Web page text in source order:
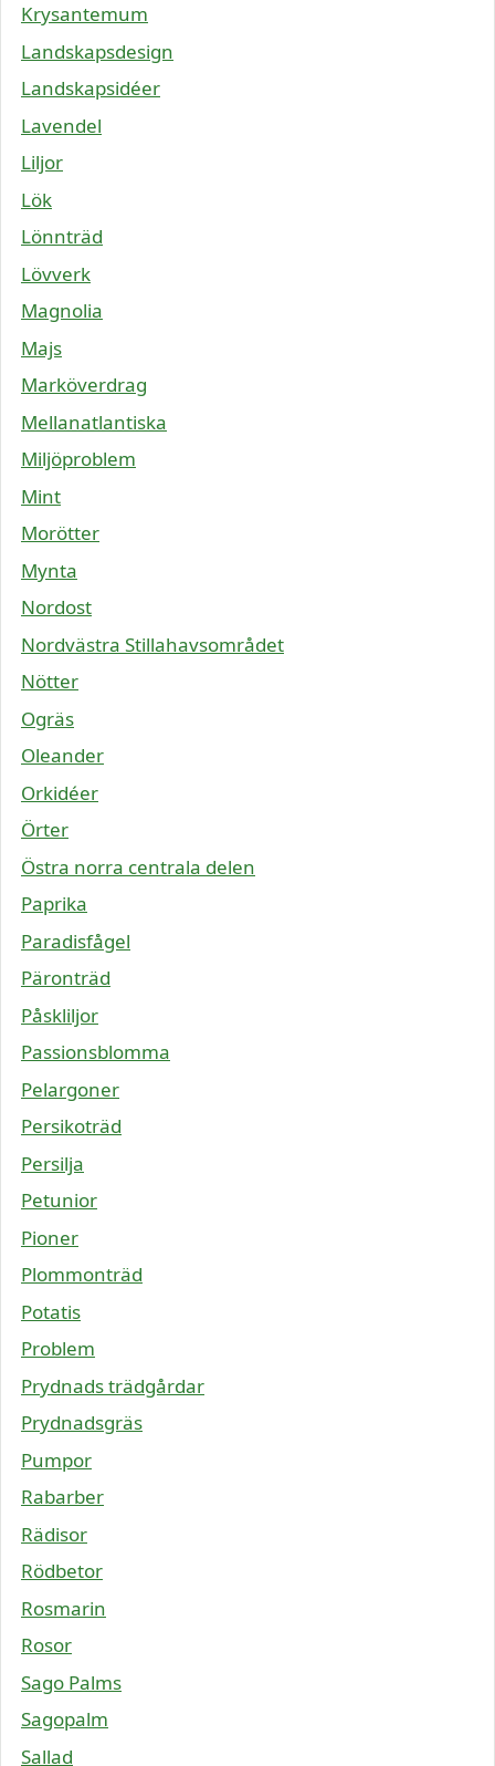
Krysantemum
Landskapsdesign
Landskapsidéer
Lavendel
Liljor
Lök
Lönnträd
Lövverk
Magnolia
Majs
Marköverdrag
Mellanatlantiska
Miljöproblem
Mint
Morötter
Mynta
Nordost
Nordvästra Stillahavsområdet
Nötter
Ogräs
Oleander
Orkidéer
Örter
Östra norra centrala delen
Paprika
Paradisfågel
Päronträd
Påskliljor
Passionsblomma
Pelargoner
Persikoträd
Persilja
Petunior
Pioner
Plommonträd
Potatis
Problem
Prydnads trädgårdar
Prydnadsgräs
Pumpor
Rabarber
Rädisor
Rödbetor
Rosmarin
Rosor
Sago Palms
Sagopalm
Sallad